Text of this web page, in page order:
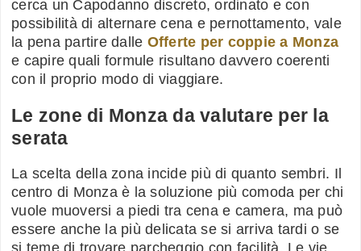
cerca un Capodanno discreto, ordinato e con
possibilità di alternare cena e pernottamento, vale
la pena partire dalle Offerte per coppie a Monza
e capire quali formule risultano davvero coerenti
con il proprio modo di viaggiare.
Le zone di Monza da valutare per la
serata
La scelta della zona incide più di quanto sembri. Il
centro di Monza è la soluzione più comoda per chi
vuole muoversi a piedi tra cena e camera, ma può
essere anche la più delicata se si arriva tardi o se